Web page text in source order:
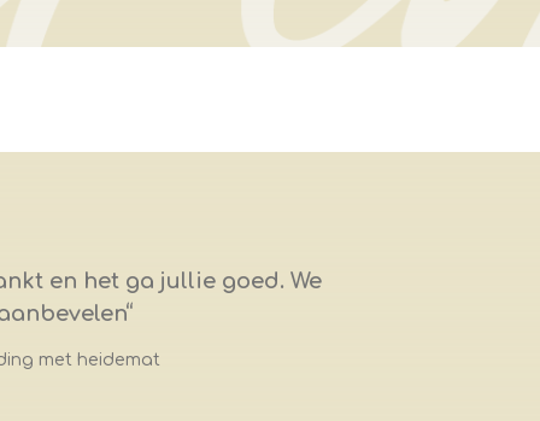
en het ga jullie goed. We
“
met heidemat